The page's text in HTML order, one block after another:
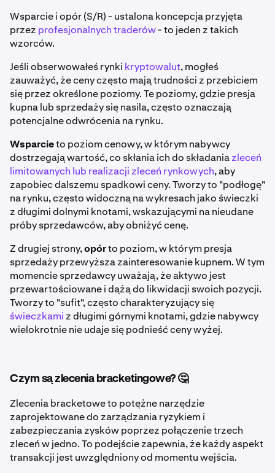
Wsparcie i opór (S/R) - ustalona koncepcja przyjęta
przez profesjonalnych traderów- to jeden z takich
wzorców.
Jeśli obserwowałeś rynki kryptowalut, mogłeś
zauważyć, że ceny często mają trudności z przebiciem
się przez określone poziomy. Te poziomy, gdzie presja
kupna lub sprzedaży się nasila, często oznaczają
potencjalne odwrócenia na rynku.
Wsparcieto poziom cenowy, w którym nabywcy
dostrzegają wartość, co skłania ich do składaniazleceń
limitowanych lub realizacji zleceń rynkowych, aby
zapobiec dalszemu spadkowi ceny. Tworzy to "podłogę"
na rynku, często widoczną na wykresach jako świeczki
z długimi dolnymi knotami, wskazującymi na nieudane
próby sprzedawców, aby obniżyć cenę.
Z drugiej strony,opórto poziom, w którym presja
sprzedaży przewyższa zainteresowanie kupnem. W tym
momencie sprzedawcy uważają, że aktywo jest
przewartościowane i dążą do likwidacji swoich pozycji.
Tworzy to "sufit", często charakteryzujący się
świeczkami z długimi górnymi knotami, gdzie nabywcy
wielokrotnie nie udaje się podnieść ceny wyżej.
Czym są zlecenia bracketingowe? 🤔
Zlecenia bracketowe to potężne narzędzie
zaprojektowane do zarządzania ryzykiem i
zabezpieczania zysków poprzez połączenie trzech
zleceń w jedno. To podejście zapewnia, że każdy aspekt
transakcji jest uwzględniony od momentu wejścia.